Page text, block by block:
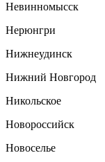
Невинномысск
Нерюнгри
Нижнеудинск
Нижний Новгород
Никольское
Новороссийск
Новоселье